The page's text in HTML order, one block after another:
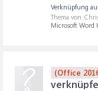
Verknüpfung
Thema von:
Microsoft Word
(Office